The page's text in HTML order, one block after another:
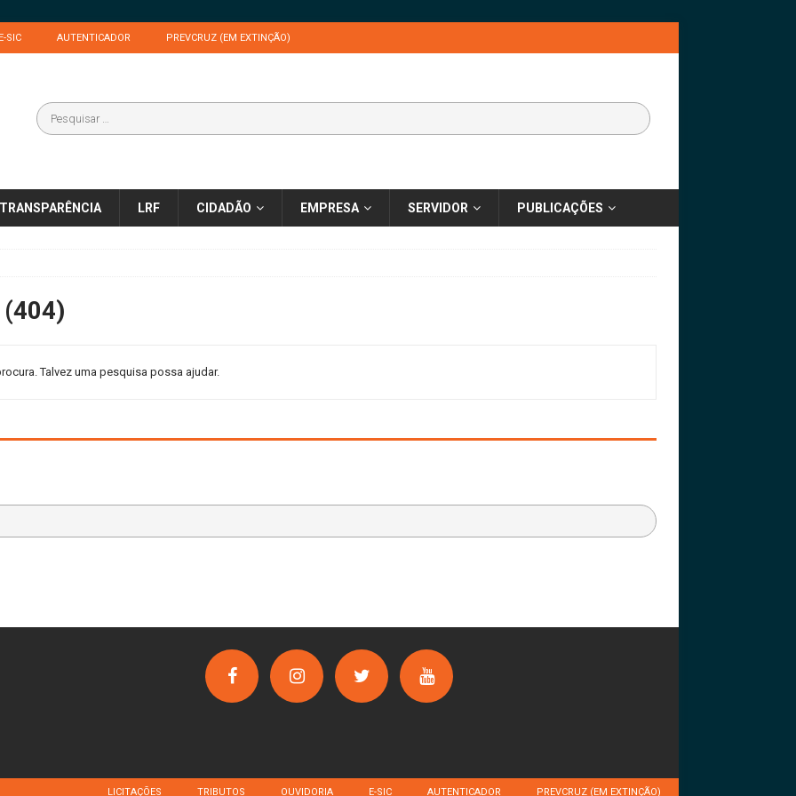
SIC AUTENTICADOR PREVCRUZ (EM EXTINÇÃO)
TRANSPARÊNCIA LRF CIDADÃO EMPRESA SERVIDOR PUBLICAÇÕES
Talvez uma pesquisa possa ajudar.
LICITAÇÕES TRIBUTOS OUVIDORIA E-SIC AUTENTICADOR PREVCRUZ (EM EXTINÇÃO)